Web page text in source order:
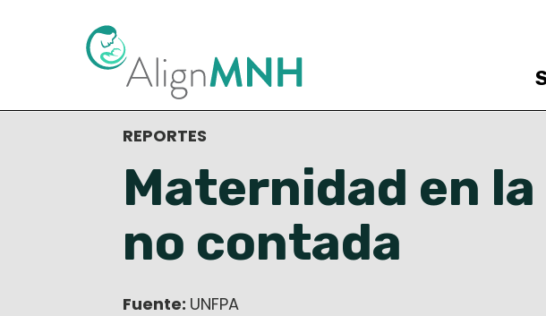
< Volver a la biblioteca de recursos
REPORTES
Maternidad en
no contada
Fuente: UNFPA